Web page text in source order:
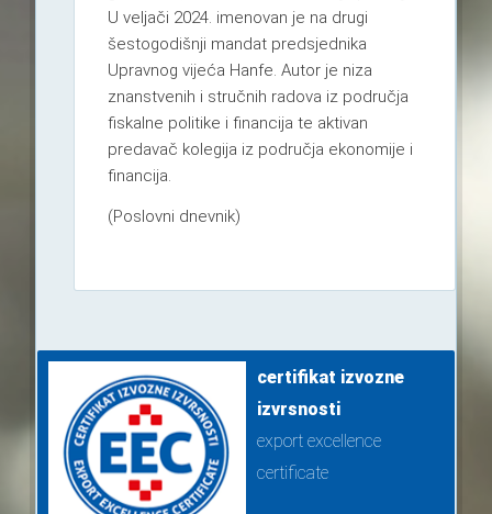
U veljači 2024. imenovan je na drugi
šestogodišnji mandat predsjednika
Upravnog vijeća Hanfe. Autor je niza
znanstvenih i stručnih radova iz područja
fiskalne politike i financija te aktivan
predavač kolegija iz područja ekonomije i
financija.
(Poslovni dnevnik)
certifikat izvozne
izvrsnosti
export excellence
certificate